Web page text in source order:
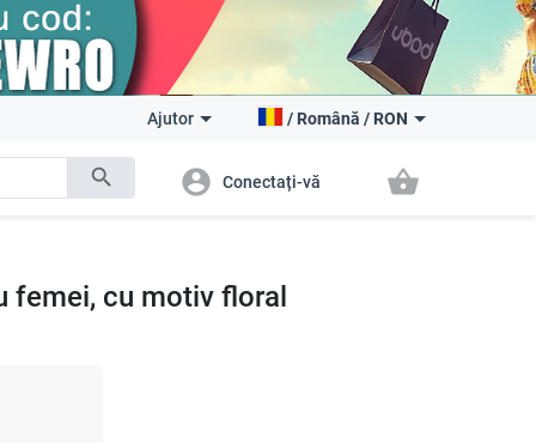
search
Ajutor / Română / RON
account_circle Conectați-vă shopping_basket
femei, cu motiv floral